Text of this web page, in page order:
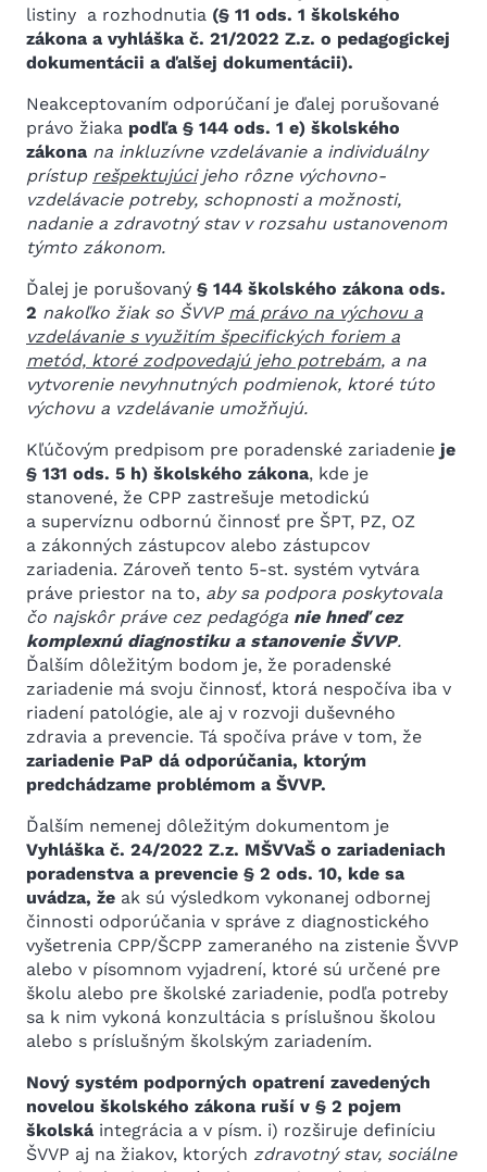
listiny a rozhodnutia (§ 11 ods. 1 školského
zákona a vyhláška č. 21/2022 Z.z. o pedagogickej
dokumentácii a ďalšej dokumentácii).
Neakceptovaním odporúčaní je ďalej porušované
právo žiaka podľa § 144 ods. 1 e) školského
zákona na inkluzívne vzdelávanie a individuálny
prístup rešpektujúcijeho rôzne výchovno-
vzdelávacie potreby, schopnosti a možnosti,
nadanie a zdravotný stav v rozsahu ustanovenom
týmto zákonom.
Ďalej je porušovaný § 144 školského zákona ods.
2 nakoľko žiak so ŠVVP má právo na výchovu a
vzdelávanie s využitím špecifických foriem a
metód, ktoré zodpovedajú jeho potrebám, a na
vytvorenie nevyhnutných podmienok, ktoré túto
výchovu a vzdelávanie umožňujú.
Kľúčovým predpisom pre poradenské zariadenie je
§ 131 ods. 5 h) školského zákona, kde je
stanovené, že CPP zastrešuje metodickú
a supervíznu odbornú činnosť pre ŠPT, PZ, OZ
a zákonných zástupcov alebo zástupcov
zariadenia. Zároveň tento 5-st. systém vytvára
práve priestor na to, aby sa podpora poskytovala
čo najskôr práve cez pedagóga nie hneď cez
komplexnú diagnostiku a stanovenie ŠVVP.
Ďalším dôležitým bodom je, že poradenské
zariadenie má svoju činnosť, ktorá nespočíva iba v
riadení patológie, ale aj v rozvoji duševného
zdravia a prevencie. Tá spočíva práve v tom, že
zariadenie PaP dá odporúčania, ktorým
predchádzame problémom a ŠVVP.
Ďalším nemenej dôležitým dokumentom je
Vyhláška č. 24/2022 Z.z. MŠVVaŠ o zariadeniach
poradenstva a prevencie § 2 ods. 10, kde sa
uvádza, že ak sú výsledkom vykonanej odbornej
činnosti odporúčania v správe z diagnostického
vyšetrenia CPP/ŠCPP zameraného na zistenie ŠVVP
alebo v písomnom vyjadrení, ktoré sú určené pre
školu alebo pre školské zariadenie, podľa potreby
sa k nim vykoná konzultácia s príslušnou školou
alebo s príslušným školským zariadením.
Nový systém podporných opatrení zavedených
novelou školského zákona ruší v § 2 pojem
školská integrácia a v písm. i) rozširuje definíciu
ŠVVP aj na žiakov, ktorých zdravotný stav, sociálne